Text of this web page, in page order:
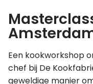
Een kookworkshop
chef bij De
geweldige manier